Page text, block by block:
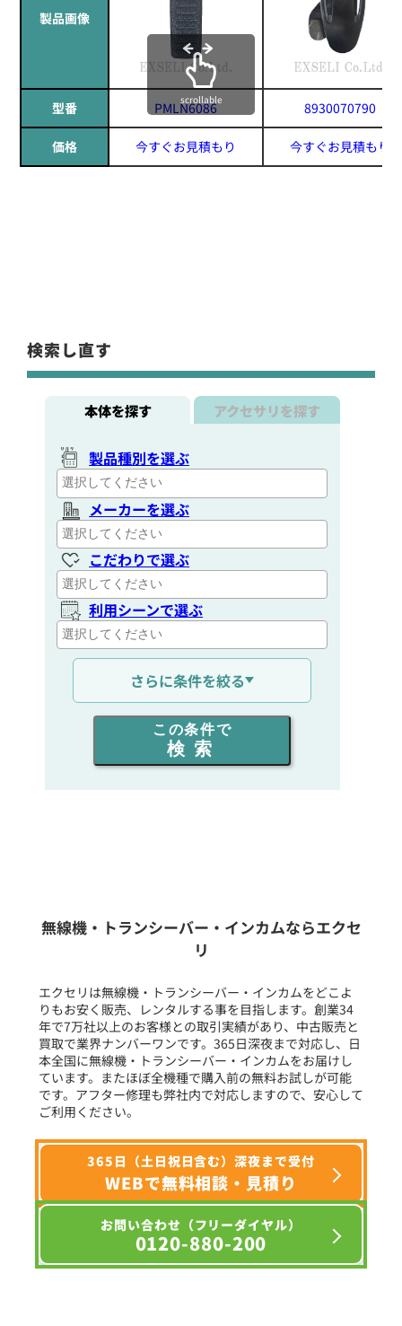
製品画像
型番 PMLN6086 8930070790
価格 今すぐお見積もり 今すぐお見積もり
scrollable
検索し直す
本体を探す アクセサリを探す
製品種別を選ぶ
メーカーを選ぶ
こだわりで選ぶ
利用シーンで選ぶ
通信距離を選ぶ
出力を選ぶ
同時通話人数を選ぶ
フリーワード入力(製品名等)
選択条件をリセット
さらに条件を絞る
この条件で
検索
無線機・トランシーバー・インカムならエクセ
リ
エクセリは無線機・トランシーバー・インカムをどこよ
りもお安く販売、レンタルする事を目指します。創業34
年で7万社以上のお客様との取引実績があり、中古販売と
買取で業界ナンバーワンです。365日深夜まで対応し、日
本全国に無線機・トランシーバー・インカムをお届けし
ています。またほぼ全機種で購入前の無料お試しが可能
です。アフター修理も弊社内で対応しますので、安心して
ご利用ください。
365日（土日祝日含む）深夜まで受付
WEBで無料相談・見積り
お問い合わせ（フリーダイヤル）
0120-880-200